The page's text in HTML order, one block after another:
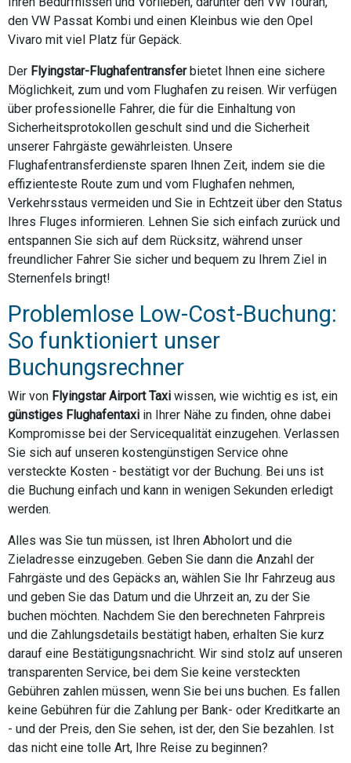
den VW Passat Kombi und einen Kleinbus wie den Opel
Vivaro mit viel Platz für Gepäck.
Der Flyingstar-Flughafentransferbietet Ihnen eine sichere
Möglichkeit, zum und vom Flughafen zu reisen. Wir verfügen
über professionelle Fahrer, die für die Einhaltung von
Sicherheitsprotokollen geschult sind und die Sicherheit
unserer Fahrgäste gewährleisten. Unsere
Flughafentransferdienste sparen Ihnen Zeit, indem sie die
effizienteste Route zum und vom Flughafen nehmen,
Verkehrsstaus vermeiden und Sie in Echtzeit über den Status
Ihres Fluges informieren. Lehnen Sie sich einfach zurück und
entspannen Sie sich auf dem Rücksitz, während unser
freundlicher Fahrer Sie sicher und bequem zu Ihrem Ziel in
Sternenfels bringt!
Problemlose Low-Cost-Buchung:
So funktioniert unser
Buchungsrechner
Wir von Flyingstar Airport Taxi wissen, wie wichtig es ist, ein
günstiges Flughafentaxi in Ihrer Nähe zu finden, ohne dabei
Kompromisse bei der Servicequalität einzugehen. Verlassen
Sie sich auf unseren kostengünstigen Service ohne
versteckte Kosten - bestätigt vor der Buchung. Bei uns ist
die Buchung einfach und kann in wenigen Sekunden erledigt
werden.
Alles was Sie tun müssen, ist Ihren Abholort und die
Zieladresse einzugeben. Geben Sie dann die Anzahl der
Fahrgäste und des Gepäcks an, wählen Sie Ihr Fahrzeug aus
und geben Sie das Datum und die Uhrzeit an, zu der Sie
buchen möchten. Nachdem Sie den berechneten Fahrpreis
und die Zahlungsdetails bestätigt haben, erhalten Sie kurz
darauf eine Bestätigungsnachricht. Wir sind stolz auf unseren
transparenten Service, bei dem Sie keine versteckten
Gebühren zahlen müssen, wenn Sie bei uns buchen. Es fallen
keine Gebühren für die Zahlung per Bank- oder Kreditkarte an
- und der Preis, den Sie sehen, ist der, den Sie bezahlen. Ist
das nicht eine tolle Art, Ihre Reise zu beginnen?